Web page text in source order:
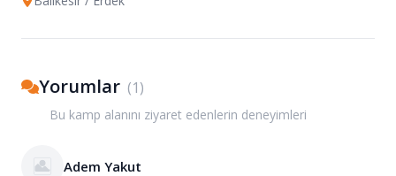
Yorumlar (1)
Bu kamp alanını ziyaret edenlerin deneyimleri
Adem Yakut